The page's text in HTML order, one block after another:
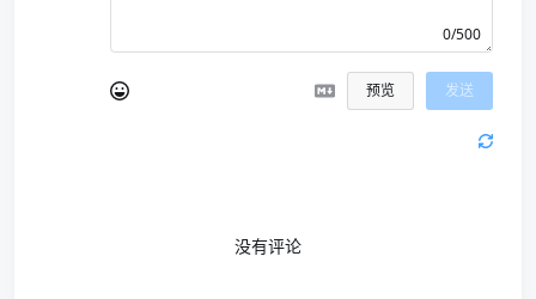
0/500
预览 发送
没有评论